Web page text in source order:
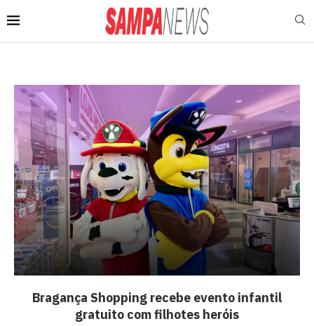
Bragança Shopping recebe evento infantil
gratuito com filhotes heróis